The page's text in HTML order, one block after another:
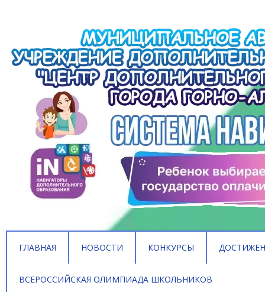
ГЛАВНАЯ НОВОСТИ КОНКУРСЫ
ВСЕРОССИЙСКАЯ ОЛИМПИАДА ШКОЛЬНИКОВ